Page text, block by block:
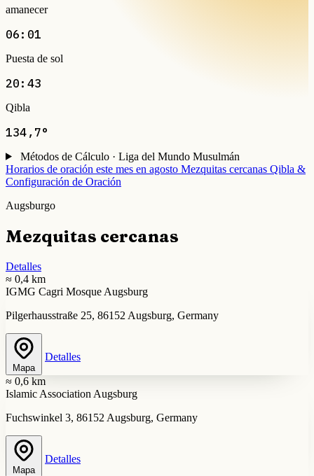
amanecer
06:01
Puesta de sol
20:43
Qibla
134,7°
Métodos de Cálculo · Liga del Mundo Musulmán
Horarios de oración este mes en agosto Mezquitas cercanas Qibla &
Configuración de Oración
Augsburgo
Mezquitas cercanas
Detalles
≈ 0,4 km
IGMG Cagri Mosque Augsburg
Pilgerhausstraße 25, 86152 Augsburg, Germany
Mapa
Detalles
≈ 0,6 km
Islamic Association Augsburg
Fuchswinkel 3, 86152 Augsburg, Germany
Mapa
Detalles